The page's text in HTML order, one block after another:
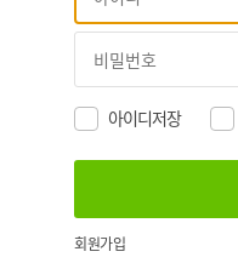
아이디저장
회원가입